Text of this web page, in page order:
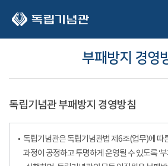
부패방지 경영
독립기념관 부패방지 경영방침
독립기념관은 독립기념관법 제6조(업무)에 따
과정이 공정하고 투명하게 운영될 수 있도록 ‘